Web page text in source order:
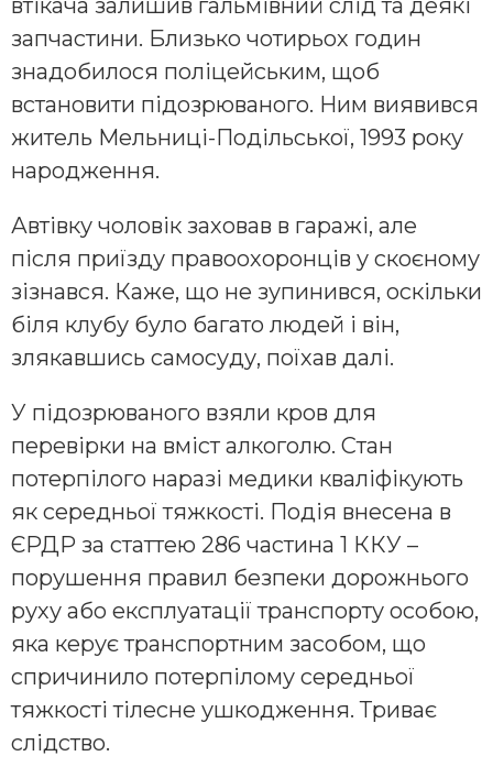
втікача залишив гальмівний слід та деякі
запчастини. Близько чотирьох годин
знадобилося поліцейським, щоб
встановити підозрюваного. Ним виявився
житель Мельниці-Подільської, 1993 року
народження.
Автівку чоловік заховав в гаражі, але
після приїзду правоохоронців у скоєному
зізнався. Каже, що не зупинився, оскільки
біля клубу було багато людей і він,
злякавшись самосуду, поїхав далі.
У підозрюваного взяли кров для
перевірки на вміст алкоголю. Стан
потерпілого наразі медики кваліфікують
як середньої тяжкості. Подія внесена в
ЄРДР за статтею 286 частина 1 ККУ –
порушення правил безпеки дорожнього
руху або експлуатації транспорту особою,
яка керує транспортним засобом, що
спричинило потерпілому середньої
тяжкості тілесне ушкодження. Триває
слідство.